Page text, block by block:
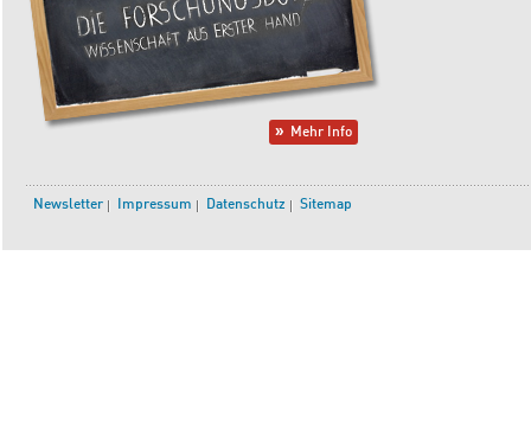
Mehr Info
Newsletter Impressum Datenschutz Sitemap